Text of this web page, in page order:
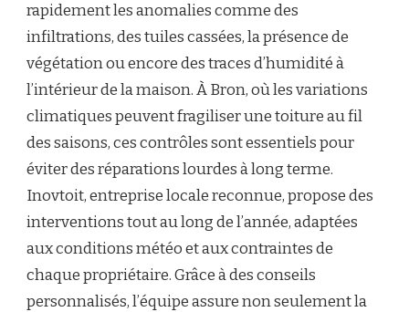
rapidement les anomalies comme des
infiltrations, des tuiles cassées, la présence de
végétation ou encore des traces d’humidité à
l’intérieur de la maison. À Bron, où les variations
climatiques peuvent fragiliser une toiture au fil
des saisons, ces contrôles sont essentiels pour
éviter des réparations lourdes à long terme.
Inovtoit, entreprise locale reconnue, propose des
interventions tout au long de l’année, adaptées
aux conditions météo et aux contraintes de
chaque propriétaire. Grâce à des conseils
personnalisés, l’équipe assure non seulement la